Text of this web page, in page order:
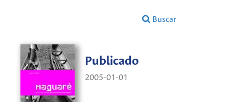
Buscar
Publicado
2005-01-01